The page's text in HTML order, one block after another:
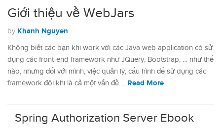
Giới thiệu về WebJars
by Khanh Nguyen
Không biết các bạn khi work với các Java web application có sử
dụng các front-end framework như JQuery, Bootstrap, … như thế
nào, nhưng đối với mình, việc quản lý, cấu hình để sử dụng các
framework đôi khi là cả một vấn đề.… Read More
Spring Authorization Server Ebook